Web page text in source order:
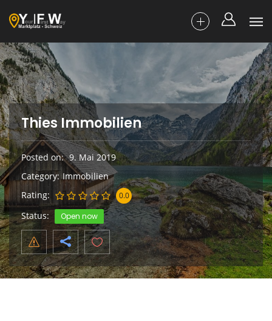
Thies Immobilien
Posted on 9. Mai 2019
Category Immobilien
Rating
0.0
Status Open now